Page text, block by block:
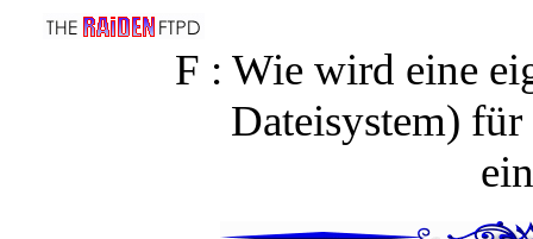
F : Wie wird eine
Dateisystem)